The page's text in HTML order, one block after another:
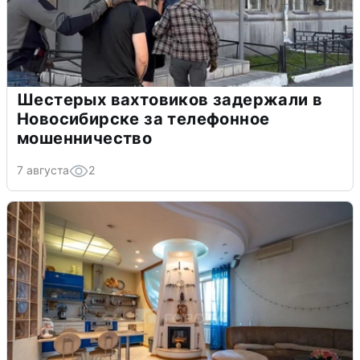
Шестерых вахтовиков задержали в
Новосибирске за телефонное
мошенничество
7 августа 2